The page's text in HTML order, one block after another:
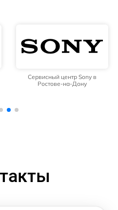
Сервисный центр Sony в
Ростове-на-Дону